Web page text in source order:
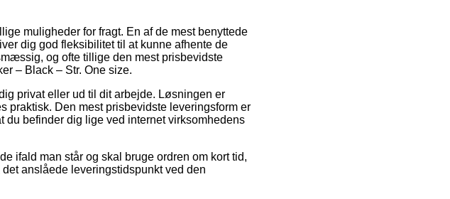
muligheder for fragt. En af de mest benyttede
dig god fleksibilitet til at kunne afhente de
og ofte tillige den mest prisbevidste
– Black – Str. One size.
privat eller ud til dit arbejde. Løsningen er
praktisk. Den mest prisbevidste leveringsform er
befinder dig lige ved internet virksomhedens
ifald man står og skal bruge ordren om kort tid,
anslåede leveringstidspunkt ved den